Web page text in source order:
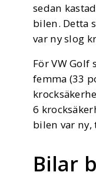
sedan
bilen. Detta
var ny slog
För VW Golf
femma (33
6
bilen var ny,
Bilar